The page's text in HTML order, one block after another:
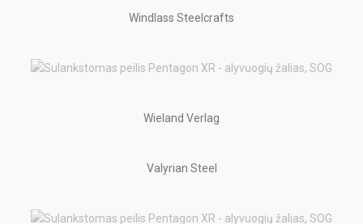
Windlass Steelcrafts
Wieland Verlag
Valyrian Steel